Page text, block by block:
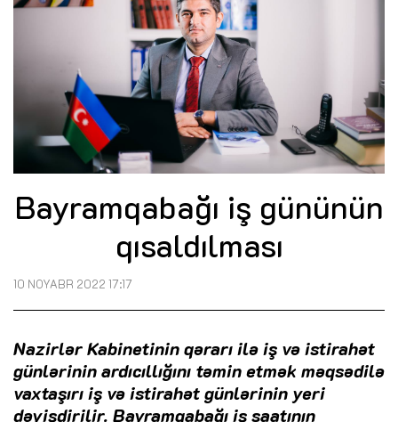
Bayramqabağı iş gününün
qısaldılması
10 NOYABR 2022 17:17
Nazirlər Kabinetinin qərarı ilə iş və istirahət
günlərinin ardıcıllığını təmin etmək məqsədilə
vaxtaşırı iş və istirahət günlərinin yeri
dəyişdirilir. Bayramqabağı iş saatının